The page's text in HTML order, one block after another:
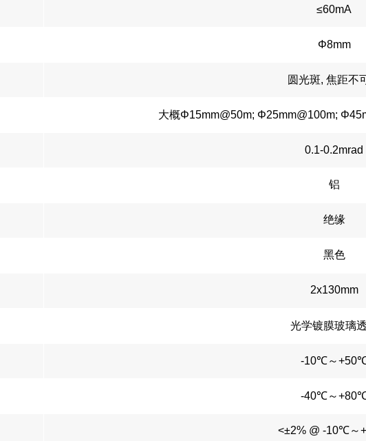
≤60mA
Φ8mm
圆光斑, 焦距不
大概Φ15mm@50m; Φ25mm@100m;
0.1-0.2mrad
铝
绝缘
黑色
2x130mm
光学镀膜玻璃
-10℃～
-40℃～
<±2% @ -10℃～